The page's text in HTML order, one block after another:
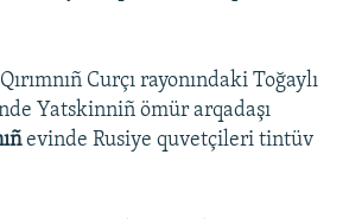
Curçı rayonındaki Toğaylı
Yatskinniñ ömür arqadaşı
evinde Rusiye quvetçileri tintüv